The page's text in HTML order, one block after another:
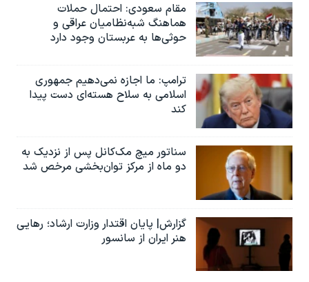
مقام سعودی: احتمال حملات
هماهنگ شبه‌نظامیان عراقی و
حوثی‌ها به عربستان وجود دارد
ترامپ: ما اجازه نمی‌دهیم جمهوری
اسلامی به سلاح هسته‌ای دست پیدا
کند
سناتور میچ مک‌کانل پس از نزدیک به
دو ماه از مرکز توان‌بخشی مرخص شد
گزارش| پایان اقتدار وزارت ارشاد؛ رهایی
هنر ایران از سانسور